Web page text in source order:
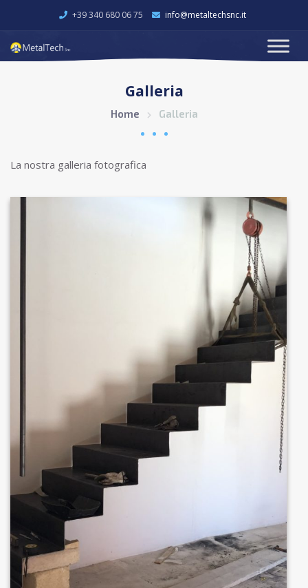
+39 340 680 06 75 info@metaltechsnc.it
Galleria
Home Galleria
La nostra galleria fotografica